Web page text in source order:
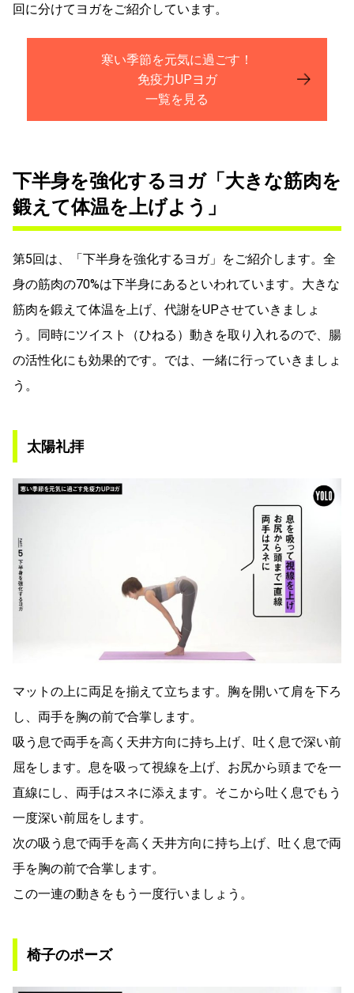
回に分けてヨガをご紹介しています。
寒い季節を元気に過ごす！
免疫力UPヨガ
一覧を見る
下半身を強化するヨガ「大きな筋肉を
鍛えて体温を上げよう」
第5回は、「下半身を強化するヨガ」をご紹介します。全
身の筋肉の70%は下半身にあるといわれています。大きな
筋肉を鍛えて体温を上げ、代謝をUPさせていきましょ
う。同時にツイスト（ひねる）動きを取り入れるので、腸
の活性化にも効果的です。では、一緒に行っていきましょ
う。
太陽礼拝
マットの上に両足を揃えて立ちます。胸を開いて肩を下ろ
し、両手を胸の前で合掌します。
吸う息で両手を高く天井方向に持ち上げ、吐く息で深い前
屈をします。息を吸って視線を上げ、お尻から頭までを一
直線にし、両手はスネに添えます。そこから吐く息でもう
一度深い前屈をします。
次の吸う息で両手を高く天井方向に持ち上げ、吐く息で両
手を胸の前で合掌します。
この一連の動きをもう一度行いましょう。
椅子のポーズ